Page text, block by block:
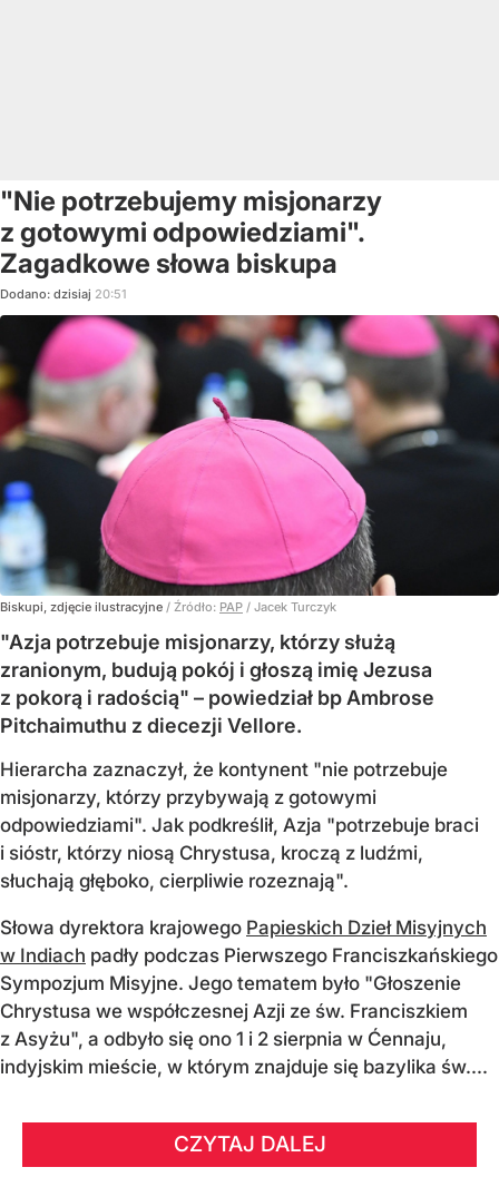
"Nie potrzebujemy misjonarzy
z gotowymi odpowiedziami".
Zagadkowe słowa biskupa
Dodano: dzisiaj 20:51
Biskupi, zdjęcie ilustracyjne / Źródło: PAP / Jacek Turczyk
"Azja potrzebuje misjonarzy, którzy służą
zranionym, budują pokój i głoszą imię Jezusa
z pokorą i radością" – powiedział bp Ambrose
Pitchaimuthu z diecezji Vellore.
Hierarcha zaznaczył, że kontynent "nie potrzebuje
misjonarzy, którzy przybywają z gotowymi
odpowiedziami". Jak podkreślił, Azja "potrzebuje braci
i sióstr, którzy niosą Chrystusa, kroczą z ludźmi,
słuchają głęboko, cierpliwie rozeznają".
Słowa dyrektora krajowego Papieskich Dzieł Misyjnych
w Indiach padły podczas Pierwszego Franciszkańskiego
Sympozjum Misyjne. Jego tematem było "Głoszenie
Chrystusa we współczesnej Azji ze św. Franciszkiem
z Asyżu", a odbyło się ono 1 i 2 sierpnia w Ćennaju,
indyjskim mieście, w którym znajduje się bazylika św....
CZYTAJ DALEJ